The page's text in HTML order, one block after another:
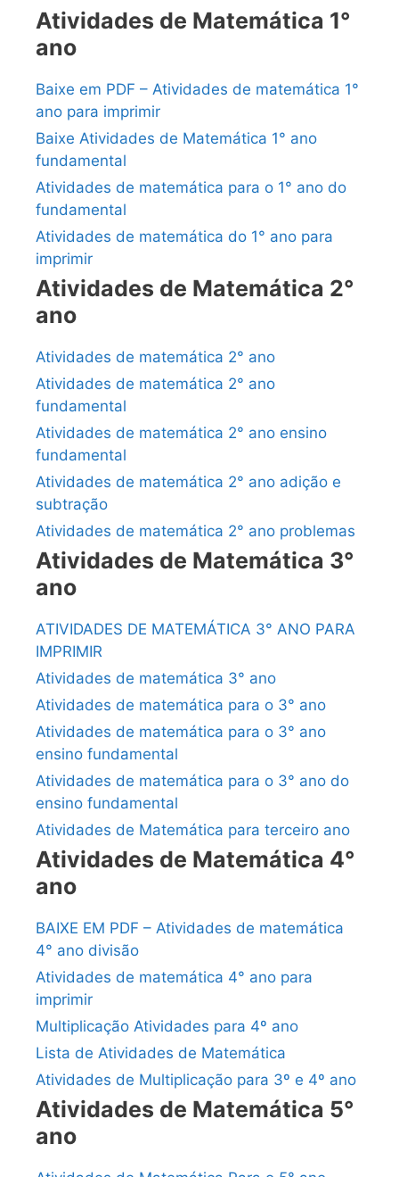
Atividades de Matemática 1°
ano
Baixe em PDF – Atividades de matemática 1°
ano para imprimir
Baixe Atividades de Matemática 1° ano
fundamental
Atividades de matemática para o 1° ano do
fundamental
Atividades de matemática do 1° ano para
imprimir
Atividades de Matemática 2°
ano
Atividades de matemática 2° ano
Atividades de matemática 2° ano
fundamental
Atividades de matemática 2° ano ensino
fundamental
Atividades de matemática 2° ano adição e
subtração
Atividades de matemática 2° ano problemas
Atividades de Matemática 3°
ano
ATIVIDADES DE MATEMÁTICA 3° ANO PARA
IMPRIMIR
Atividades de matemática 3° ano
Atividades de matemática para o 3° ano
Atividades de matemática para o 3° ano
ensino fundamental
Atividades de matemática para o 3° ano do
ensino fundamental
Atividades de Matemática para terceiro ano
Atividades de Matemática 4°
ano
BAIXE EM PDF – Atividades de matemática
4° ano divisão
Atividades de matemática 4° ano para
imprimir
Multiplicação Atividades para 4º ano
Lista de Atividades de Matemática
Atividades de Multiplicação para 3º e 4º ano
Atividades de Matemática 5°
ano